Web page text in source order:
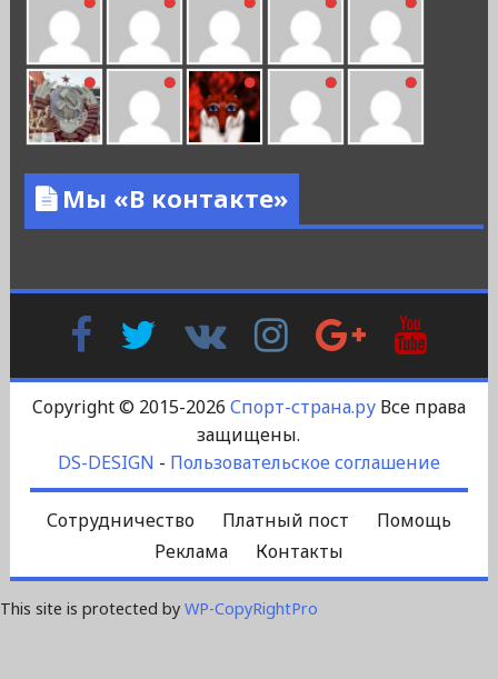
Мы «В контакте»
FacebookTwitter
Контакте
InstagramGoogle
Plus
Copyright © 2015-2026 Спорт-страна.руВсе права
защищены.
DS-DESIGN - Пользовательское соглашение
Сотрудничество Платный пост
Помощь
Реклама
Контакты
This site is protected by WP-CopyRightPro